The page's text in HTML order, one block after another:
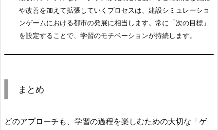
コ
ー
デ
学
ま
や改善を加えて拡張していくプロセスは、建設シミュレーショ
ンゲームにおける都市の発展に相当します。常に「次の目標」
を設定することで、学習のモチベーションが持続します。
まとめ
どのアプローチも、学習の過程を楽しむための大切な「ゲ